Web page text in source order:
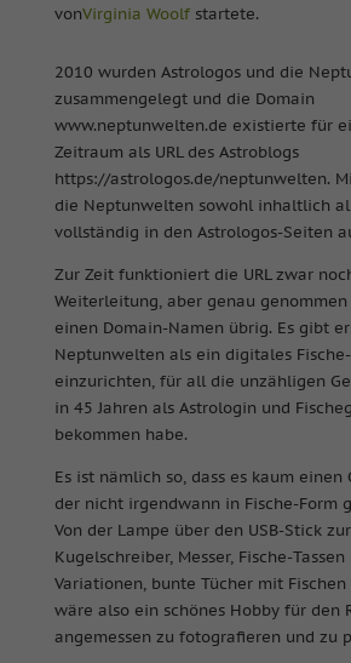
vonVirginia Woolfstartete.
2010 wurden Astrologos und die
zusammengelegt und die Domain
www.neptunwelten.de existierte für
Zeitraum als URL des Astroblogs
https://astrologos.de/neptunwelten.
die Neptunwelten sowohl inhaltlich
vollständig in den Astrologos-Seiten
Zur Zeit funktioniert die URL zwar
Weiterleitung, aber genau
einen Domain-Namen übrig. Es gibt
Neptunwelten als ein digitales
einzurichten, für all die unzähligen
in 45 Jahren als Astrologin und
bekommen habe.
Es ist nämlich so, dass es kaum einen
der nicht irgendwann in Fische-Form
Von der Lampe über den USB-Stick
Kugelschreiber, Messer, Fische-
Variationen, bunte Tücher mit
wäre also ein schönes Hobby für den
angemessen zu fotografieren und zu